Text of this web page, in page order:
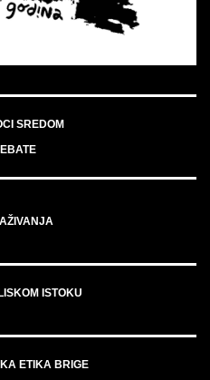
SREDOM
ISTOKU
ETIKA BRIGE